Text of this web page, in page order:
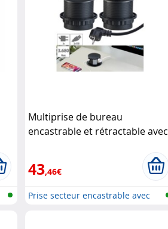
Multiprise de bureau
encastrable et rétractable avec
43,46€
Prise secteur encastrable avec